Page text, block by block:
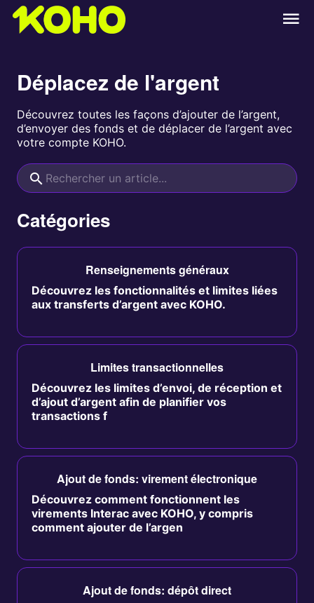
Déplacez de l'argent
Découvrez toutes les façons d’ajouter de l’argent,
d’envoyer des fonds et de déplacer de l’argent avec
votre compte KOHO.
Catégories
Renseignements généraux
Découvrez les fonctionnalités et limites liées
aux transferts d’argent avec KOHO.
Limites transactionnelles
Découvrez les limites d’envoi, de réception et
d’ajout d’argent afin de planifier vos
transactions f
Ajout de fonds: virement électronique
Découvrez comment fonctionnent les
virements Interac avec KOHO, y compris
comment ajouter de l’argen
Ajout de fonds: dépôt direct